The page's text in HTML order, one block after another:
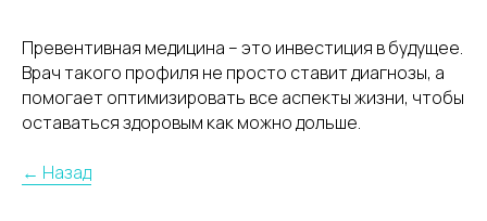
Превентивная медицина – это инвестиция в будущее.
Врач такого профиля не просто ставит диагнозы, а
помогает оптимизировать все аспекты жизни, чтобы
оставаться здоровым как можно дольше.
← Назад